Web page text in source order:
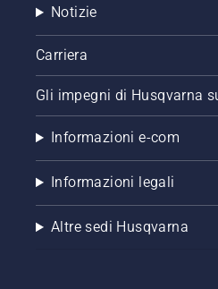
Notizie
Carriera
Gli impegni di Husqvarna
Informazioni e-com
Informazioni legali
Altre sedi Husqvarna